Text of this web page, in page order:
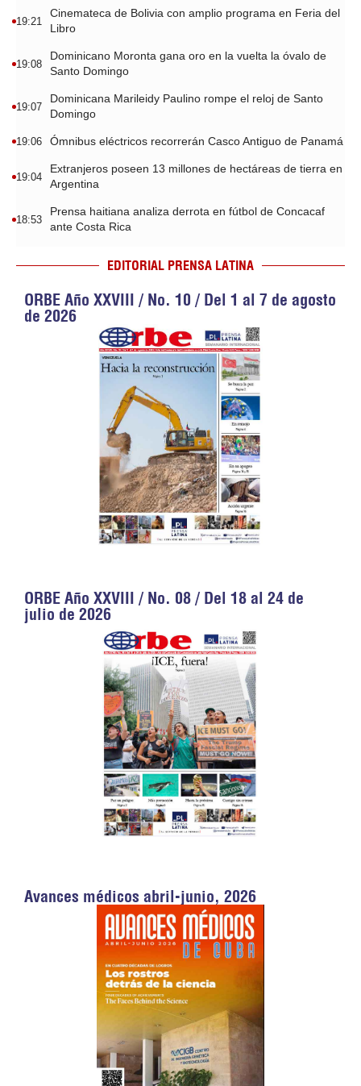
19:21
Cinemateca de Bolivia con amplio programa en Feria del
Libro
19:08
Dominicano Moronta gana oro en la vuelta la óvalo de
Santo Domingo
19:07
Dominicana Marileidy Paulino rompe el reloj de Santo
Domingo
19:06 Ómnibus eléctricos recorrerán Casco Antiguo de Panamá
19:04
Extranjeros poseen 13 millones de hectáreas de tierra en
Argentina
18:53
Prensa haitiana analiza derrota en fútbol de Concacaf
ante Costa Rica
EDITORIAL PRENSA LATINA
ORBE Año XXVIII / No. 10 / Del 1 al 7 de agosto
de 2026
ORBE Año XXVIII / No. 08 / Del 18 al 24 de
julio de 2026
Avances médicos abril-junio, 2026